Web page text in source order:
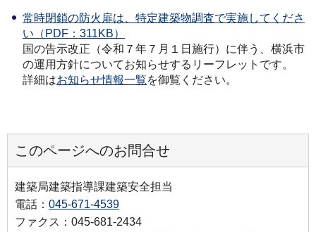
常時閉鎖の防火扉は、特定建築物調査で実施してくださ
い（PDF：311KB）
国の告示改正（令和７年７月１日施行）に伴う、横浜市
の運用方針についてお知らせするリーフレットです。
詳細はお知らせ情報一覧を御覧ください。
このページへのお問合せ
建築局建築指導課建築安全担当
電話： 045-671-4539
ファクス：045-681-2434